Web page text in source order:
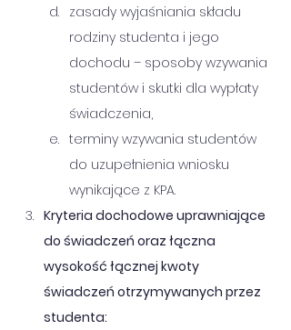
zasady wyjaśniania składu
rodziny studenta i jego
dochodu – sposoby wzywania
studentów i skutki dla wypłaty
świadczenia,
terminy wzywania studentów
do uzupełnienia wniosku
wynikające z KPA.
Kryteria dochodowe uprawniające
do świadczeń oraz łączna
wysokość łącznej kwoty
świadczeń otrzymywanych przez
studenta: